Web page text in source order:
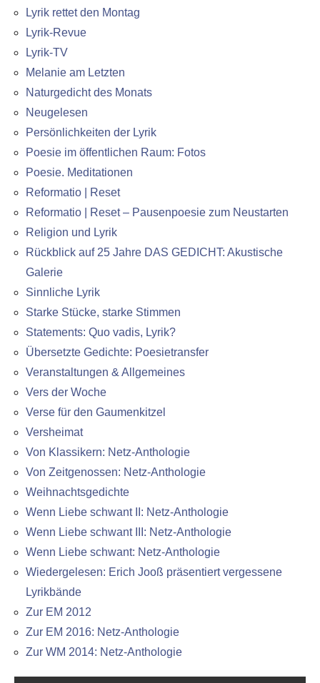
Lyrik rettet den Montag
Lyrik-Revue
Lyrik-TV
Melanie am Letzten
Naturgedicht des Monats
Neugelesen
Persönlichkeiten der Lyrik
Poesie im öffentlichen Raum: Fotos
Poesie. Meditationen
Reformatio | Reset
Reformatio | Reset – Pausenpoesie zum Neustarten
Religion und Lyrik
Rückblick auf 25 Jahre DAS GEDICHT: Akustische
Galerie
Sinnliche Lyrik
Starke Stücke, starke Stimmen
Statements: Quo vadis, Lyrik?
Übersetzte Gedichte: Poesietransfer
Veranstaltungen & Allgemeines
Vers der Woche
Verse für den Gaumenkitzel
Versheimat
Von Klassikern: Netz-Anthologie
Von Zeitgenossen: Netz-Anthologie
Weihnachtsgedichte
Wenn Liebe schwant II: Netz-Anthologie
Wenn Liebe schwant III: Netz-Anthologie
Wenn Liebe schwant: Netz-Anthologie
Wiedergelesen: Erich Jooß präsentiert vergessene
Lyrikbände
Zur EM 2012
Zur EM 2016: Netz-Anthologie
Zur WM 2014: Netz-Anthologie